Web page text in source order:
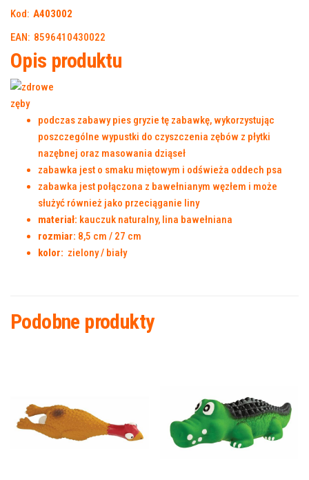
Kod: A403002
EAN: 8596410430022
Opis produktu
podczas zabawy pies gryzie tę zabawkę, wykorzystując
poszczególne wypustki do czyszczenia zębów z płytki
nazębnej oraz masowania dziąseł
zabawka jest o smaku miętowym i odświeża oddech psa
zabawka jest połączona z bawełnianym węzłem i może
służyć również jako przeciąganie liny
materiał: kauczuk naturalny, lina bawełniana
rozmiar: 8,5 cm / 27 cm
kolor: zielony / biały
Podobne produkty